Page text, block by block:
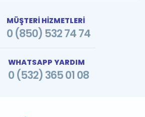
MÜŞTERİ HİZMETLERİ
0 (850) 532 74 74
WHATSAPP YARDIM
0 (532) 365 01 08